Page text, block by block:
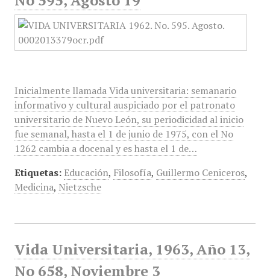
Inicialmente llamada Vida universitaria: semanario
informativo y cultural auspiciado por el patronato
universitario de Nuevo León, su periodicidad al inicio
fue semanal, hasta el 1 de junio de 1975, con el No
1262 cambia a docenal y es hasta el 1 de…
Etiquetas: Educación, Filosofía, Guillermo Ceniceros,
Medicina, Nietzsche
Vida Universitaria, 1963, Año 13,
No 658, Noviembre 3